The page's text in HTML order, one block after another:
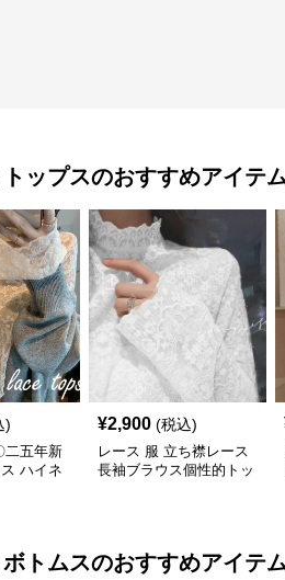
トップスのおすすめアイテ
)
二五年新
ハイネ
¥2,900 (税込)
レース 服 立ち襟レース
長袖ブラウス個性的トッ
ボトムスのおすすめアイテ